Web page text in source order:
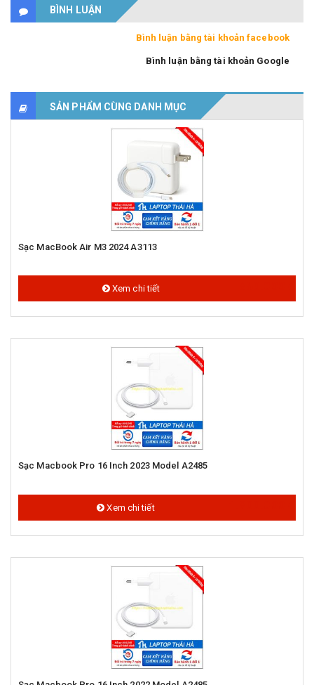
BÌNH LUẬN
Bình luận bằng tài khoản facebook
Bình luận bằng tài khoản Google
SẢN PHẨM CÙNG DANH MỤC
Sạc MacBook Air M3 2024 A3113
Xem chi tiết
Sạc Macbook Pro 16 Inch 2023 Model A2485
Xem chi tiết